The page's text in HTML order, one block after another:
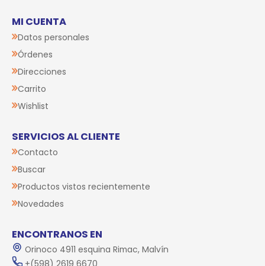
MI CUENTA
Datos personales
Órdenes
Direcciones
Carrito
Wishlist
SERVICIOS AL CLIENTE
Contacto
Buscar
Productos vistos recientemente
Novedades
ENCONTRANOS EN
Orinoco 4911 esquina Rimac, Malvín